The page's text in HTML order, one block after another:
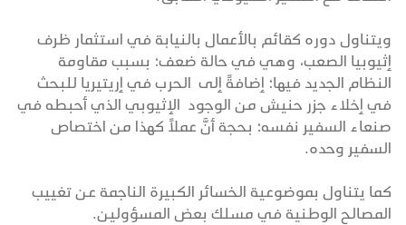
ويتناول دوره كقائم بالأعمال بالنيابة في استثمار ظرف
إثيوبيا الصعب، وهي في حالة ضعف؛ بسبب مقاومة
النظام الجديد فيها؛ إضافةً إلى الحرب في إريتيريا للبحث
في إخلاء جزر حنيش من الوجود الإثيوبي الذي أحبطه في
صنعاء السفير نفسه؛ بحجة أنَّ عملاً كهذا من اختصاص
السفير وحده.
كما يتناول بموضوعية الخسائر الكبيرة الناجمة عن تغييب
المصالح الوطنية في مسلك بعض المسؤولين.